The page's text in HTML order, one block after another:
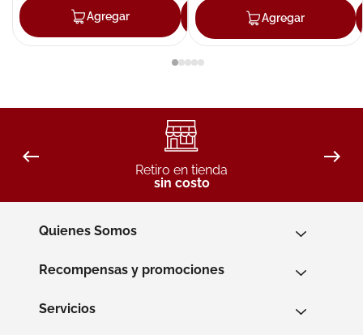
Agregar Agregar
Agregar
Retiro en tienda
sin costo
Quienes Somos
Recompensas y promociones
Servicios